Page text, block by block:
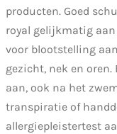
producten. Goed
royal gelijkmatig
voor blootstelling
gezicht, nek en oren.
aan, ook na het
transpiratie of
allergiepleistertest